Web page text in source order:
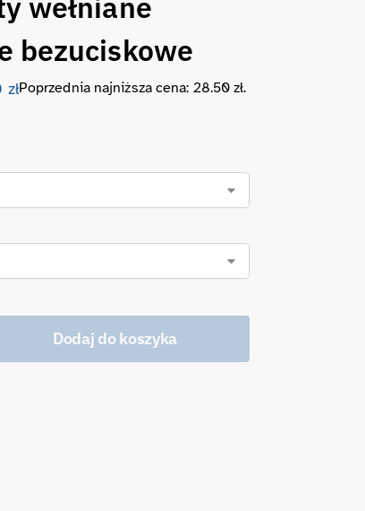
bezuciskowe
złPoprzednia najniższa cena: 28.50zł.
Dodaj do koszyka